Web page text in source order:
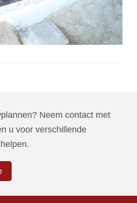
Neem contact met
u voor verschillende